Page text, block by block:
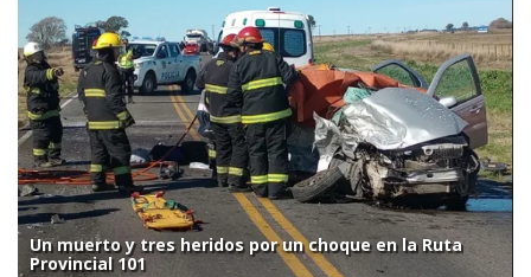
Un muerto y tres heridos por un choque en la Ruta
Provincial 101